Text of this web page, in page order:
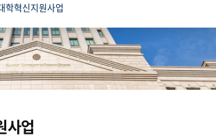
학혁신지원사업
사업